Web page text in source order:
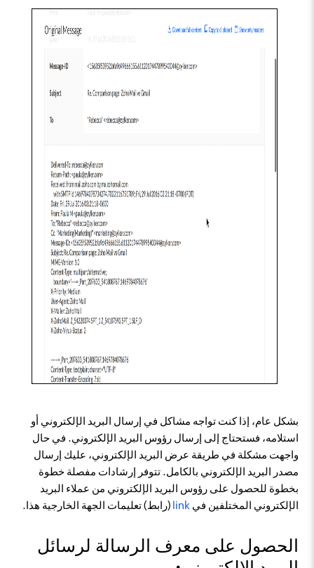
بشكل عام، إذا كنت تواجه مشاكل في إرسال البريد الإلكتروني أو
استلامه، فستحتاج إلى إرسال رؤوس البريد الإلكتروني. في حال
واجهت مشكلة في طريقة عرض البريد الإلكتروني، عليك إرسال
مصدر البريد الإلكتروني بالكامل. تتوفر إرشادات مفصلة خطوة
بخطوة للحصول على رؤوس البريد الإلكتروني من عملاء البريد
الإلكتروني المختلفين في link (رابط) تعليمات الجهة الخارجية هذا.
الحصول على معرف الرسالة لرسائل